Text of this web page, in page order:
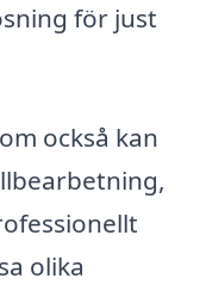
för just
också kan
olika